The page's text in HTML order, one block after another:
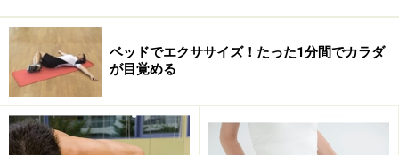
ベッドでエクササイズ！たった1分間でカラダ
が目覚める